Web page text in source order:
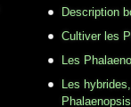
Description
Cultiver les
Les
Les
Phalaenopsis